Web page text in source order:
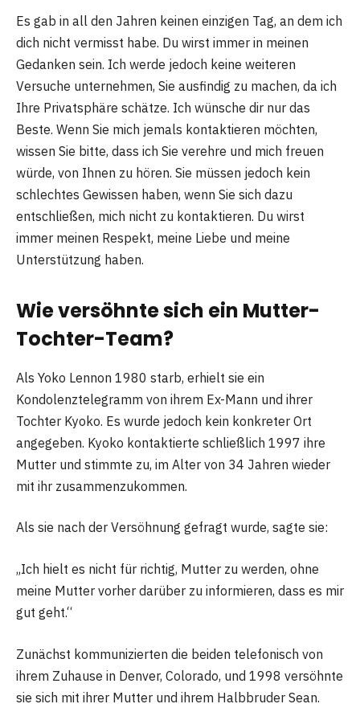
Es gab in all den Jahren keinen einzigen Tag, an dem ich
dich nicht vermisst habe. Du wirst immer in meinen
Gedanken sein. Ich werde jedoch keine weiteren
Versuche unternehmen, Sie ausfindig zu machen, da ich
Ihre Privatsphäre schätze. Ich wünsche dir nur das
Beste. Wenn Sie mich jemals kontaktieren möchten,
wissen Sie bitte, dass ich Sie verehre und mich freuen
würde, von Ihnen zu hören. Sie müssen jedoch kein
schlechtes Gewissen haben, wenn Sie sich dazu
entschließen, mich nicht zu kontaktieren. Du wirst
immer meinen Respekt, meine Liebe und meine
Unterstützung haben.
Wie versöhnte sich ein Mutter-
Tochter-Team?
Als Yoko Lennon 1980 starb, erhielt sie ein
Kondolenztelegramm von ihrem Ex-Mann und ihrer
Tochter Kyoko. Es wurde jedoch kein konkreter Ort
angegeben. Kyoko kontaktierte schließlich 1997 ihre
Mutter und stimmte zu, im Alter von 34 Jahren wieder
mit ihr zusammenzukommen.
Als sie nach der Versöhnung gefragt wurde, sagte sie:
„Ich hielt es nicht für richtig, Mutter zu werden, ohne
meine Mutter vorher darüber zu informieren, dass es mir
gut geht.“
Zunächst kommunizierten die beiden telefonisch von
ihrem Zuhause in Denver, Colorado, und 1998 versöhnte
sie sich mit ihrer Mutter und ihrem Halbbruder Sean.